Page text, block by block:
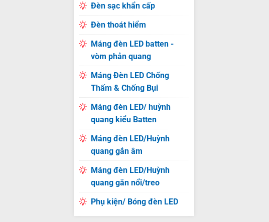
Đèn sạc khẩn cấp
Đèn thoát hiểm
Máng đèn LED batten -
vòm phản quang
Máng Đèn LED Chống
Thấm & Chống Bụi
Máng đèn LED/ huỳnh
quang kiểu Batten
Máng đèn LED/Huỳnh
quang gắn âm
Máng đèn LED/Huỳnh
quang gắn nổi/treo
Phụ kiện/ Bóng đèn LED